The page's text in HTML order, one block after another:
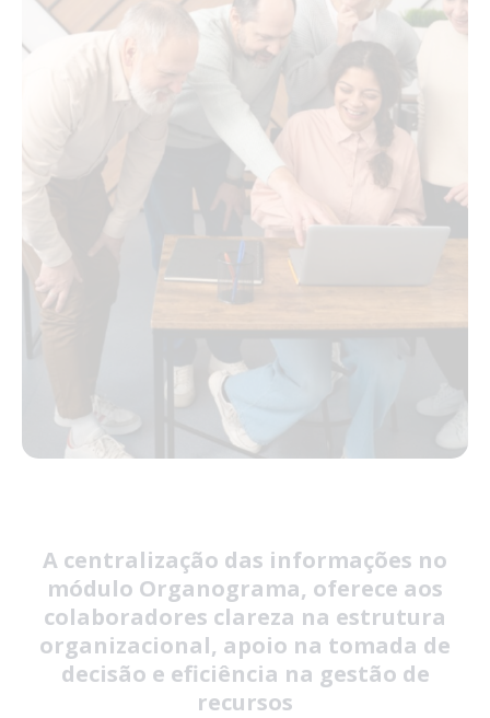
A centralização das informações no
módulo Organograma, oferece aos
colaboradores clareza na estrutura
organizacional, apoio na tomada de
decisão e eficiência na gestão de
recursos